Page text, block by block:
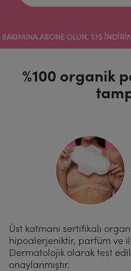
ABONE OLUN. %15 İNDİRİM
%100 organik
Üst katmanı sertifikalı
hipoalerjeniktir, parfüm ve
Dermatolojik olarak test
onaylanmıştır.